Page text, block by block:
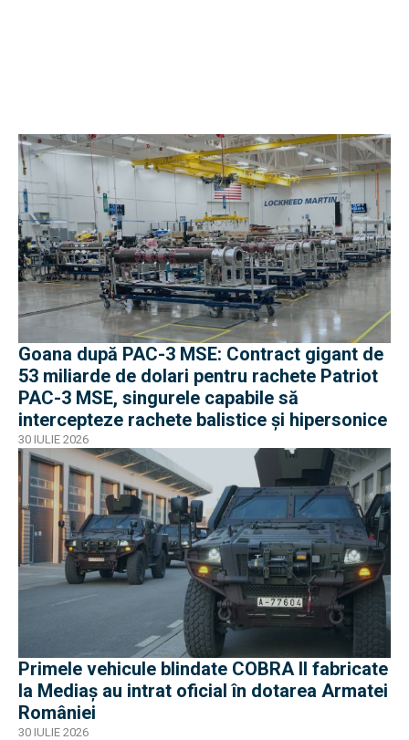
Goana după PAC-3 MSE: Contract gigant de
53 miliarde de dolari pentru rachete Patriot
PAC-3 MSE, singurele capabile să
intercepteze rachete balistice și hipersonice
30 IULIE 2026
Primele vehicule blindate COBRA II fabricate
la Mediaș au intrat oficial în dotarea Armatei
României
30 IULIE 2026